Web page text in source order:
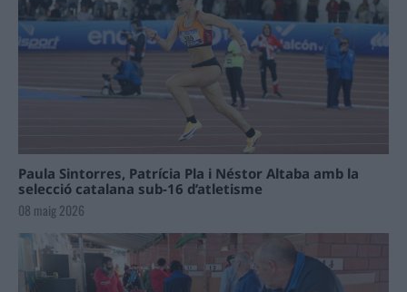
Paula Sintorres, Patrícia Pla i Néstor Altaba amb la
selecció catalana sub-16 d’atletisme
08 maig 2026